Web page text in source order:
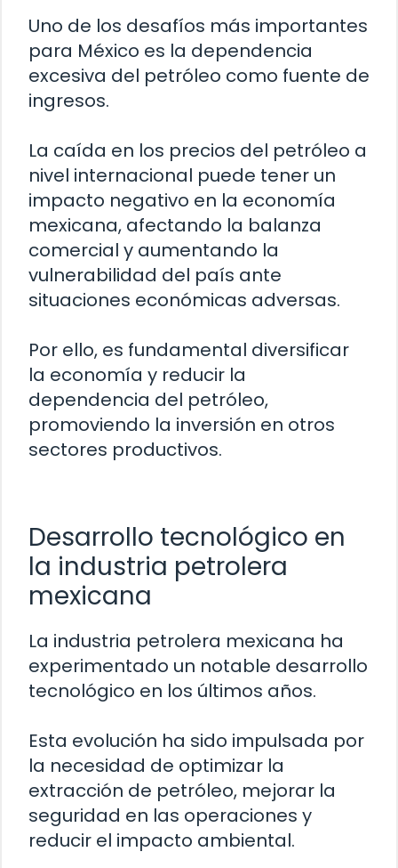
Uno de los desafíos más importantes
para México es la dependencia
excesiva del petróleo como fuente de
ingresos.
La caída en los precios del petróleo a
nivel internacional puede tener un
impacto negativo en la economía
mexicana, afectando la balanza
comercial y aumentando la
vulnerabilidad del país ante
situaciones económicas adversas.
Por ello, es fundamental diversificar
la economía y reducir la
dependencia del petróleo,
promoviendo la inversión en otros
sectores productivos.
Desarrollo tecnológico en
la industria petrolera
mexicana
La industria petrolera mexicana ha
experimentado un notable desarrollo
tecnológico en los últimos años.
Esta evolución ha sido impulsada por
la necesidad de optimizar la
extracción de petróleo, mejorar la
seguridad en las operaciones y
reducir el impacto ambiental.